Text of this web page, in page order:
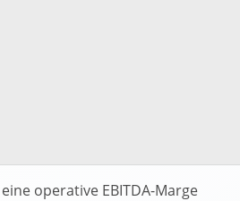
operative EBITDA-Marge